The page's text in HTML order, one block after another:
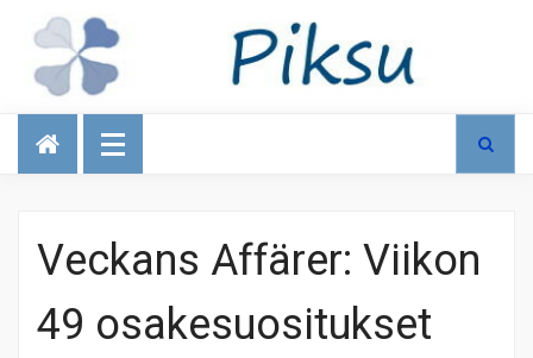
Talous
Veckans Affärer: Viikon
49 osakesuositukset